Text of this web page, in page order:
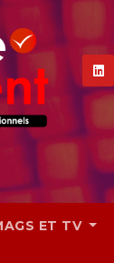
ET TV